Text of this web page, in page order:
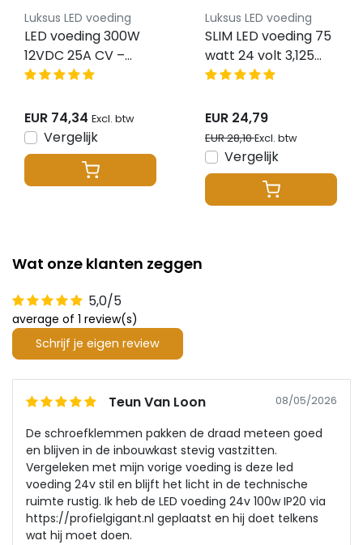
Luksus LED voeding
LED voeding 300W
12VDC 25A CV –
Waterdicht IP67 –
EUR 74,34 Excl. btw
Vergelijk
Luksus LED voeding
SLIM LED voeding 75
watt 24 volt 3,125
Ampère – IP20 –
75-24-S
EUR 24,79
EUR 28,10Excl. btw
Vergelijk
Wat onze klanten zeggen
5,0/5
average of 1 review(s)
Schrijf je eigen review
Teun Van Loon 08/05/2026
De schroefklemmen pakken de draad meteen goed
en blijven in de inbouwkast stevig vastzitten.
Vergeleken met mijn vorige voeding is deze led
voeding 24v stil en blijft het licht in de technische
ruimte rustig. Ik heb de LED voeding 24v 100w IP20 via
https://profielgigant.nl geplaatst en hij doet telkens
wat hij moet doen.